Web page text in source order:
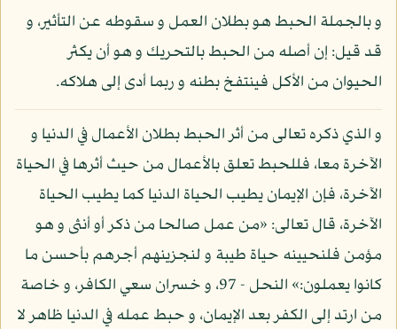
و بالجملة الحبط هو بطلان العمل و سقوطه عن التأثير، و
قد قيل: إن أصله من الحبط بالتحريك و هو أن يكثر
الحيوان من الأكل فينتفخ بطنه و ربما أدى إلى هلاكه.
و الذي ذكره تعالى من أثر الحبط بطلان الأعمال في الدنيا و
الآخرة معا، فللحبط تعلق بالأعمال من حيث أثرها في الحياة
الآخرة، فإن الإيمان يطيب الحياة الدنيا كما يطيب الحياة
الآخرة، قال تعالى: «من عمل صالحا من ذكر أو أنثى و هو
مؤمن فلنحيينه حياة طيبة و لنجزينهم أجرهم بأحسن ما
كانوا يعملون:» النحل - 97، و خسران سعي الكافر، و خاصة
من ارتد إلى الكفر بعد الإيمان، و حبط عمله في الدنيا ظاهر لا